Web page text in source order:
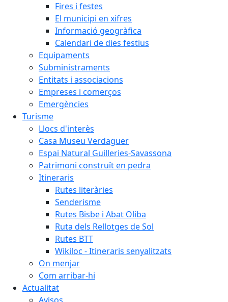
Fires i festes
El municipi en xifres
Informació geogràfica
Calendari de dies festius
Equipaments
Subministraments
Entitats i associacions
Empreses i comerços
Emergències
Turisme
Llocs d'interès
Casa Museu Verdaguer
Espai Natural Guilleries-Savassona
Patrimoni construït en pedra
Itineraris
Rutes literàries
Senderisme
Rutes Bisbe i Abat Oliba
Ruta dels Rellotges de Sol
Rutes BTT
Wikiloc - Itineraris senyalitzats
On menjar
Com arribar-hi
Actualitat